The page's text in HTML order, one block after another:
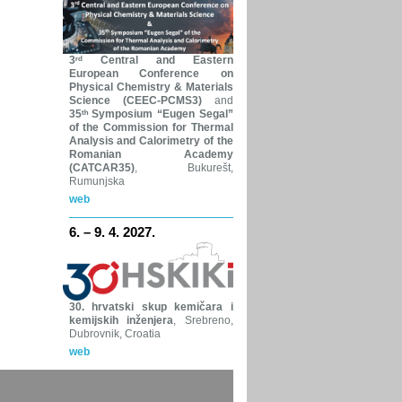
3ʳᵈ Central and Eastern
European Conference on
Physical Chemistry & Materials
Science (CEEC-PCMS3)and
35ᵗʰ Symposium “Eugen Segal”
of the Commission for Thermal
Analysis and Calorimetry of the
Romanian Academy
(CATCAR35), Bukurešt,
Rumunjska
web
6. – 9. 4. 2027.
30. hrvatski skup kemičara i
kemijskih inženjera, Srebreno,
Dubrovnik, Croatia
web